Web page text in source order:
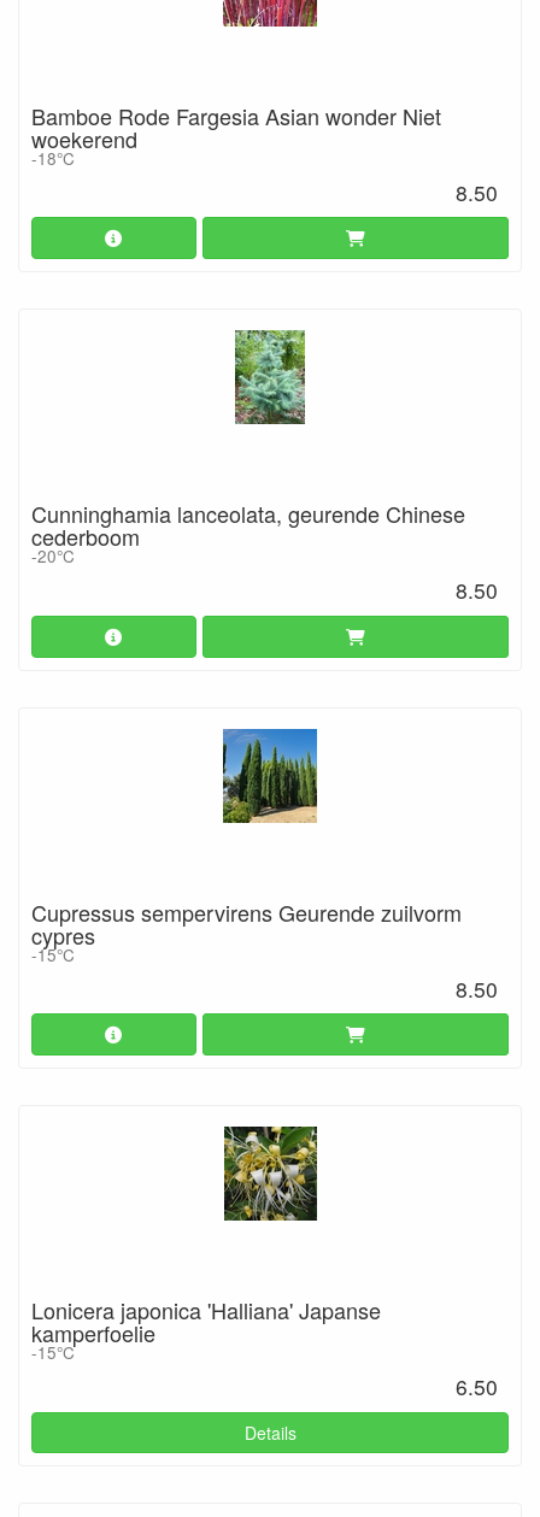
Bamboe Rode Fargesia Asian wonder Niet
woekerend
-18°C
8.50
Cunninghamia lanceolata, geurende Chinese
cederboom
-20°C
8.50
Cupressus sempervirens Geurende zuilvorm
cypres
-15°C
8.50
Lonicera japonica 'Halliana' Japanse
kamperfoelie
-15°C
6.50
Details